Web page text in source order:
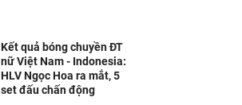
Kết quả bóng chuyền ĐT
nữ Việt Nam - Indonesia:
HLV Ngọc Hoa ra mắt, 5
set đấu chấn động